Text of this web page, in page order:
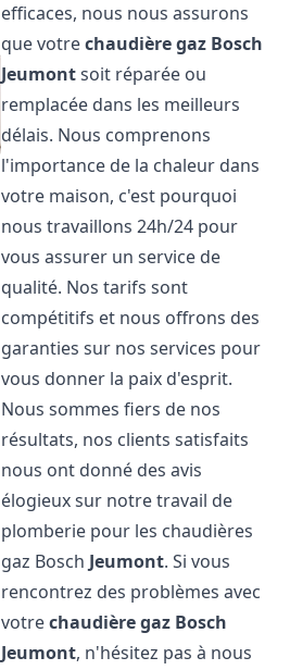
efficaces, nous nous assurons
que votrechaudière gaz Bosch
Jeumontsoit réparée ou
remplacée dans les meilleurs
délais. Nous comprenons
l'importance de la chaleur dans
votre maison, c'est pourquoi
nous travaillons 24h/24 pour
vous assurer un service de
qualité. Nos tarifs sont
compétitifs et nous offrons des
garanties sur nos services pour
vous donner la paix d'esprit.
Nous sommes fiers de nos
résultats, nos clients satisfaits
nous ont donné des avis
élogieux sur notre travail de
plomberie pour les chaudières
gaz Bosch Jeumont. Si vous
rencontrez des problèmes avec
votrechaudière gaz Bosch
Jeumont, n'hésitez pas à nous